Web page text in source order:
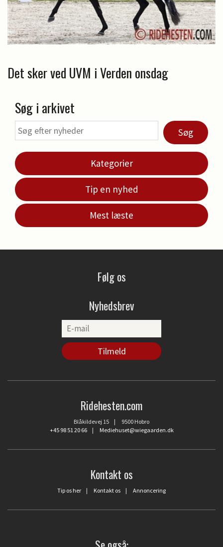
Det sker ved UVM i Verden onsdag
Søg i arkivet
Søg
Kategorier
Tip en nyhed
Mest læste
Følg os
Nyhedsbrev
Ridehesten.com
Blåkildevej 15 | 9500 Hobro
+45 98 51 20 66| Mediehuset@wiegaarden.dk
Kontakt os
Tip os her | Kontakt os | Annoncering